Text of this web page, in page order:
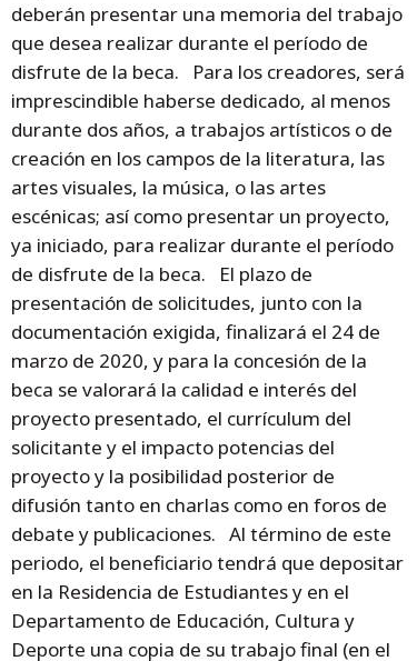
deberán presentar una memoria del trabajo
que desea realizar durante el período de
disfrute de la beca. Para los creadores, será
imprescindible haberse dedicado, al menos
durante dos años, a trabajos artísticos o de
creación en los campos de la literatura, las
artes visuales, la música, o las artes
escénicas; así como presentar un proyecto,
ya iniciado, para realizar durante el período
de disfrute de la beca. El plazo de
presentación de solicitudes, junto con la
documentación exigida, finalizará el 24 de
marzo de 2020, y para la concesión de la
beca se valorará la calidad e interés del
proyecto presentado, el currículum del
solicitante y el impacto potencias del
proyecto y la posibilidad posterior de
difusión tanto en charlas como en foros de
debate y publicaciones. Al término de este
periodo, el beneficiario tendrá que depositar
en la Residencia de Estudiantes y en el
Departamento de Educación, Cultura y
Deporte una copia de su trabajo final (en el